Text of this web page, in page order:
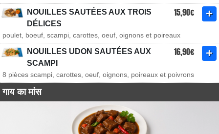
NOUILLES SAUTÉES AUX TROIS
DÉLICES
15,90€
poulet, boeuf, scampi, carottes, oeuf, oignons et poireaux
NOUILLES UDON SAUTÉES AUX
SCAMPI
16,90€
8 pièces scampi, carottes, oeuf, oignons, poireaux et poivrons
गाय का मांस